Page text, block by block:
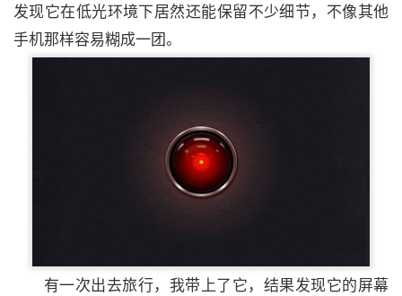
发现它在低光环境下居然还能保留不少细节，不像其他
手机那样容易糊成一团。
有一次出去旅行，我带上了它，结果发现它的屏幕